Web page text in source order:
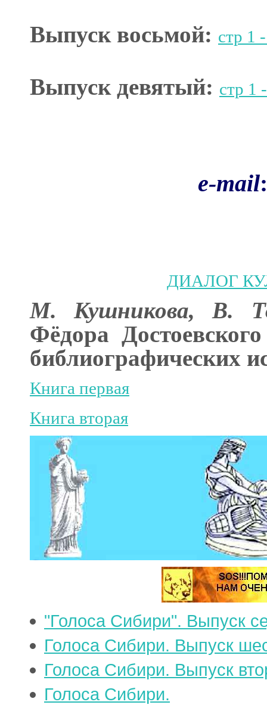
Выпуск восьмой: стр 1
Выпуск девятый: стр 1
e-mail
ДИАЛОГ
М. Кушникова, В.
Фёдора
библиографических
Книга первая
Книга вторая
"Голоса Сибири". Выпуск
Голоса Сибири. Выпуск
Голоса Сибири. Выпуск
Голоса Сибири.